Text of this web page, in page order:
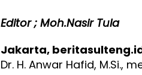
Editor ; Moh.Nasir Tula
Jakarta,
Dr. H. Anwar Hafid, M.Si.,